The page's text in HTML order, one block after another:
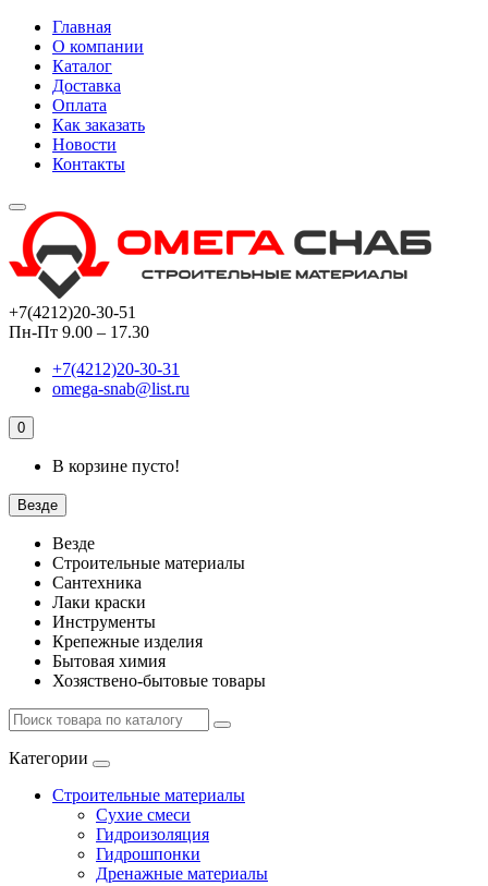
Главная
О компании
Каталог
Доставка
Оплата
Как заказать
Новости
Контакты
+7(4212)20-30-51
Пн-Пт 9.00 – 17.30
+7(4212)20-30-31
omega-snab@list.ru
0
В корзине пусто!
Везде
Везде
Строительные материалы
Сантехника
Лаки краски
Инструменты
Крепежные изделия
Бытовая химия
Хозяствено-бытовые товары
Категории
Строительные материалы
Сухие смеси
Гидроизоляция
Гидрошпонки
Дренажные материалы